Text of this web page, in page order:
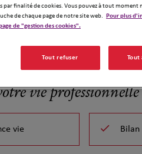
Swiss Life -
vous soyez
Contactez
réaliser un
vie
vie Bilan
finalité de cookies. Vous pouvez à tout moment
de chaque page de notre site web. Pour plus
de "gestion des cookies".
Tout refuser